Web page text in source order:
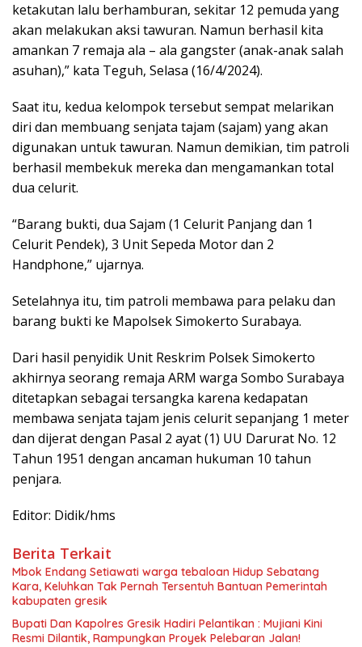
ketakutan lalu berhamburan, sekitar 12 pemuda yang
akan melakukan aksi tawuran. Namun berhasil kita
amankan 7 remaja ala – ala gangster (anak-anak salah
asuhan),” kata Teguh, Selasa (16/4/2024).
Saat itu, kedua kelompok tersebut sempat melarikan
diri dan membuang senjata tajam (sajam) yang akan
digunakan untuk tawuran. Namun demikian, tim patroli
berhasil membekuk mereka dan mengamankan total
dua celurit.
“Barang bukti, dua Sajam (1 Celurit Panjang dan 1
Celurit Pendek), 3 Unit Sepeda Motor dan ⁠2
Handphone,” ujarnya.
Setelahnya itu, tim patroli membawa para pelaku dan
barang bukti ke Mapolsek Simokerto Surabaya.
Dari hasil penyidik Unit Reskrim Polsek Simokerto
akhirnya seorang remaja ARM warga Sombo Surabaya
ditetapkan sebagai tersangka karena kedapatan
membawa senjata tajam jenis celurit sepanjang 1 meter
dan dijerat dengan Pasal 2 ayat (1) UU Darurat No. 12
Tahun 1951 dengan ancaman hukuman 10 tahun
penjara.
Editor: Didik/hms
Berita Terkait
Mbok Endang Setiawati warga tebaloan Hidup Sebatang
Kara, Keluhkan Tak Pernah Tersentuh Bantuan Pemerintah
kabupaten gresik
​Bupati Dan Kapolres Gresik Hadiri Pelantikan : Mujiani Kini
Resmi Dilantik, Rampungkan Proyek Pelebaran Jalan!